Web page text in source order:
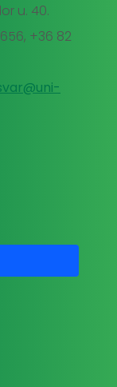
u. 40.
+36 82